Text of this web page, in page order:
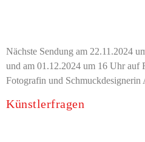
Nächste Sendung am 22.11.2024
und am 01.12.2024 um 16 Uhr auf
Fotografin und
Künstlerfragen